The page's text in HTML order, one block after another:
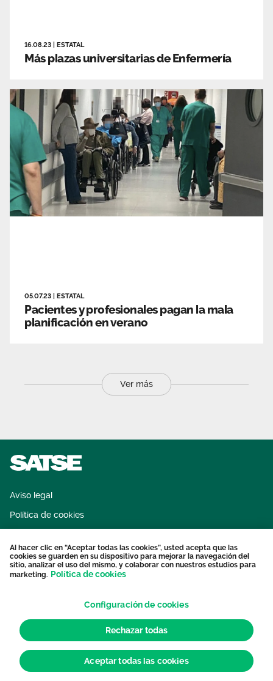
16.08.23 ESTATAL
Más plazas universitarias de Enfermería
05.07.23 ESTATAL
Pacientes y profesionales pagan la mala
planificación en verano
Ver más
Aviso legal
Política de cookies
Protección datos personales
Contacto
© 2026 Sindicato de Enfermería. Todos los derechos reservados.
Al hacer clic en “Aceptar todas las cookies”, usted acepta que las
cookies se guarden en su dispositivo para mejorar la navegación del
sitio, analizar el uso del mismo, y colaborar con nuestros estudios para
marketing. Política de cookies
Configuración de cookies
Rechazar todas
Aceptar todas las cookies